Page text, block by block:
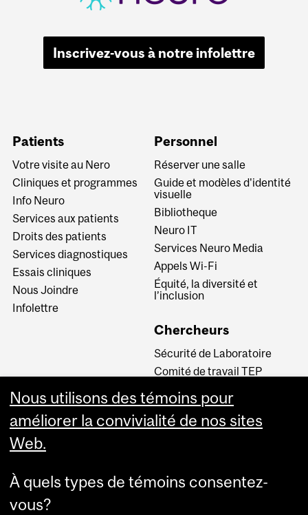
Inscrivez-vous à notre infolettre
Patients
Votre visite au Nero
Cliniques et programmes
Info Neuro
Services aux patients
Droits des patients
Services diagnostiques
Essais cliniques
Nous Joindre
Infolettre
Personnel
Réserver une salle
Guide et modèles d'identité
visuelle
Bibliotheque
Neuro IT
Services Neuro Media
Appels Wi-Fi
Équité, la diversité et
l’inclusion
Chercheurs
Sécurité de Laboratoire
Comité de travail TEP
INM CPA
Comité d’éthique de la
recherche du CUSM
Carrière au Neuro
Nous utilisons des témoins pour
améliorer la convivialité de nos sites
Web.
À quels types de témoins consentez-
vous?